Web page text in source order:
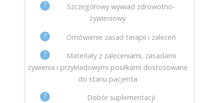
?
Szczegółowy wywiad zdrowotno-
żywieniowy
?
Omówienie zasad terapii i zaleceń
?
Materiały z zaleceniami, zasadami
żywienia i przykładowymi posiłkami dostosowane
do stanu pacjenta
?
Dobór suplementacji